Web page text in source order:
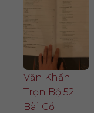
Văn Khấn
Trọn Bộ 52
Bài Cổ